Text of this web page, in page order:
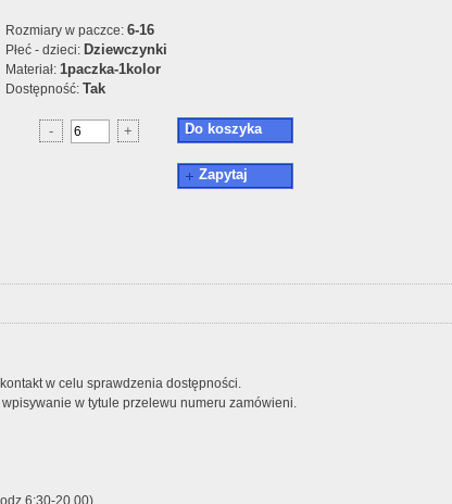
Rozmiary w paczce: 6-16
Płeć - dzieci: Dziewczynki
Materiał: 1paczka-1kolor
Dostępność: Tak
- + Do koszyka
Zapytaj
w celu sprawdzenia dostępności.
w tytule przelewu numeru zamówieni.
20.00)